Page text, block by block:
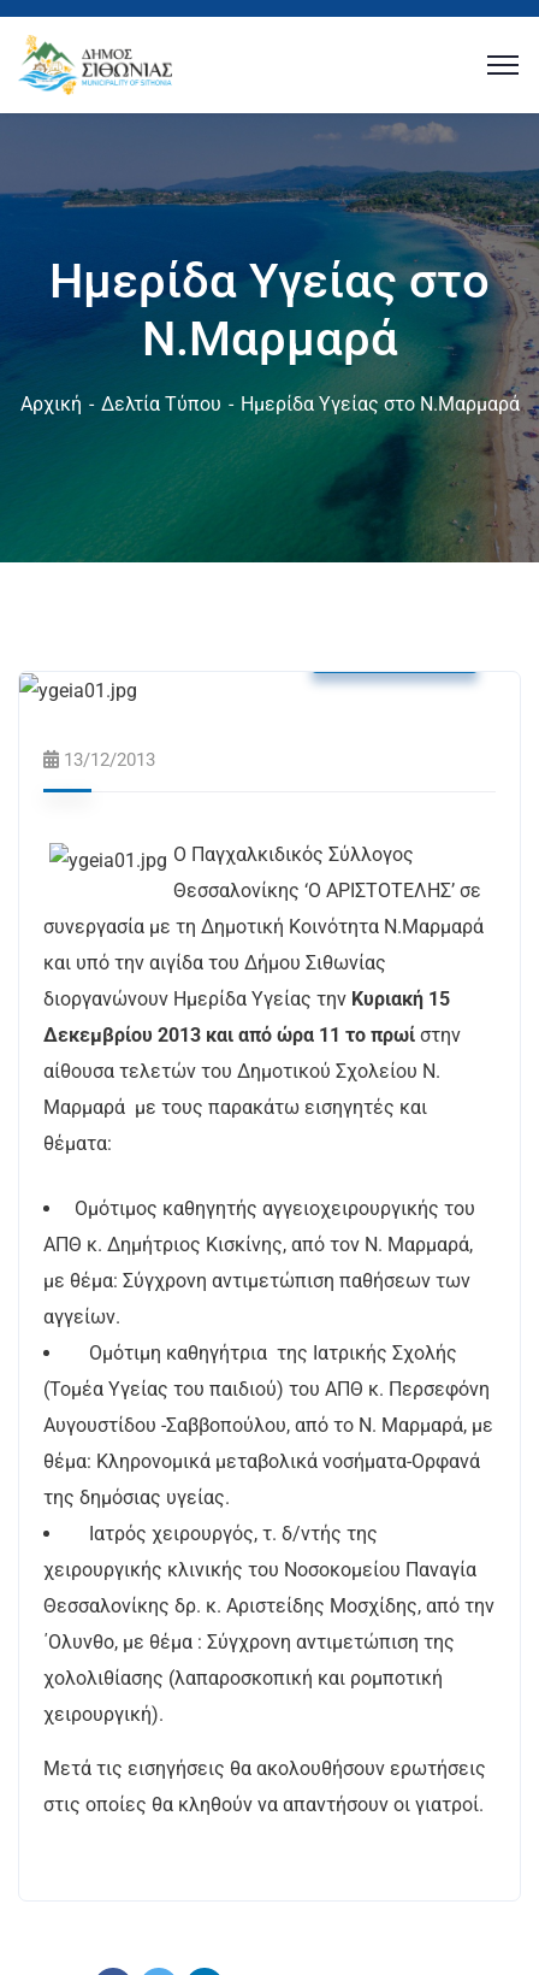
Ημερίδα Υγείας στο
Ν.Μαρμαρά
Αρχική Δελτία Τύπου Ημερίδα Υγείας στο Ν.Μαρμαρά
13/12/2013
Ο Παγχαλκιδικός Σύλλογος
Θεσσαλονίκης ‘Ο ΑΡΙΣΤΟΤΕΛΗΣ’ σε
συνεργασία με τη Δημοτική Κοινότητα Ν.Μαρμαρά
και υπό την αιγίδα του Δήμου Σιθωνίας
διοργανώνουν Ημερίδα Υγείας την Κυριακή 15
Δεκεμβρίου 2013 και από ώρα 11 το πρωί στην
αίθουσα τελετών του Δημοτικού Σχολείου Ν.
Μαρμαρά με τους παρακάτω εισηγητές και
θέματα:
Ομότιμος καθηγητής αγγειοχειρουργικής του
ΑΠΘ κ. Δημήτριος Κισκίνης, από τον Ν. Μαρμαρά,
με θέμα: Σύγχρονη αντιμετώπιση παθήσεων των
αγγείων.
Ομότιμη καθηγήτρια της Ιατρικής Σχολής
(Τομέα Υγείας του παιδιού) του ΑΠΘ κ. Περσεφόνη
Αυγουστίδου -Σαββοπούλου, από το Ν. Μαρμαρά, με
θέμα: Κληρονομικά μεταβολικά νοσήματα-Ορφανά
της δημόσιας υγείας.
Ιατρός χειρουργός, τ. δ/ντής της
χειρουργικής κλινικής του Νοσοκομείου Παναγία
Θεσσαλονίκης δρ. κ. Αριστείδης Μοσχίδης, από την
΄Ολυνθο, με θέμα : Σύγχρονη αντιμετώπιση της
χολολιθίασης (λαπαροσκοπική και ρομποτική
χειρουργική).
Μετά τις εισηγήσεις θα ακολουθήσουν ερωτήσεις
στις οποίες θα κληθούν να απαντήσουν οι γιατροί.